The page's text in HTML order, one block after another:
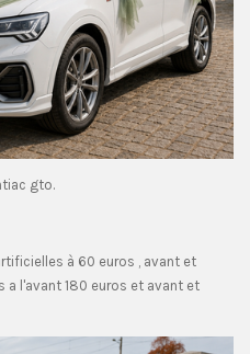
gto.
à 60 euros , avant et
a l'avant 180 euros et avant et